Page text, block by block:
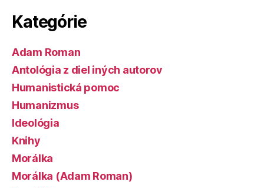
Kategórie
Adam Roman
Antológia z diel iných autorov
Humanistická pomoc
Humanizmus
Ideológia
Knihy
Morálka
Morálka (Adam Roman)